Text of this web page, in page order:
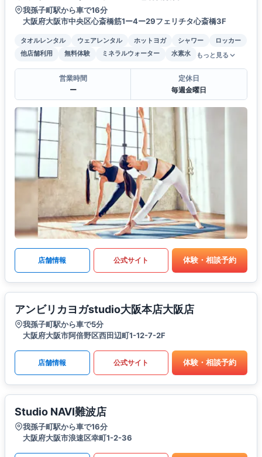
我孫子町駅から車で16分
大阪府大阪市中央区心斎橋筋1ー4ー29フェリチタ心斎橋3F
タオルレンタル ウェアレンタル ホットヨガ シャワー
ロッカー
他店舗利用
無料体験 ミネラルウォーター 水素水 もっと見る
営業時間
ー
定休日
毎週金曜日
店舗情報 公式サイト 体験・相談予約
アンビリカヨガstudio大阪本店大阪店
我孫子町駅から車で5分
大阪府大阪市阿倍野区西田辺町1-12-7-2F
店舗情報 公式サイト 体験・相談予約
Studio NAVI難波店
我孫子町駅から車で16分
大阪府大阪市浪速区幸町1-2-36